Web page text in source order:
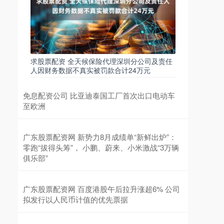
求股票配资 全天候保险代理深圳分公司及责任
人因财务数据不真实被罚款合计24万元
免息配资公司 比亚迪泰国工厂首次出口电动车
至欧洲
广东股票配资网 新势力8月成绩单“新鲜出炉”：
零跑“拔得头筹”， 小鹏、蔚来、小米激战“3万辆
俱乐部”
广东股票配资网 百度港股午后拉升涨超6% 公司
拟发行以人民币计值的优先票据